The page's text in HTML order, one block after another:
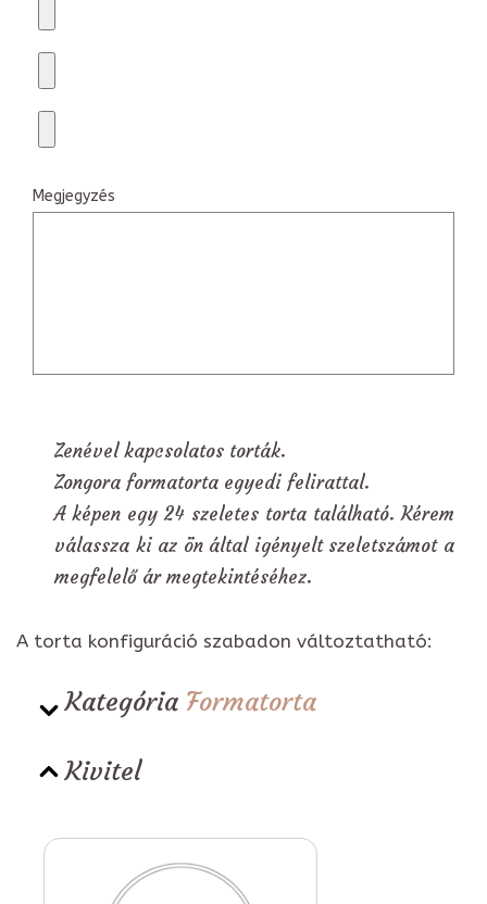
Megjegyzés
Zenével kapcsolatos torták.
Zongora formatorta egyedi felirattal.
A képen egy 24 szeletes torta található. Kérem
válassza ki az ön által igényelt szeletszámot a
megfelelő ár megtekintéséhez.
A torta konfiguráció szabadon változtatható:
Kategória Formatorta
Kivitel